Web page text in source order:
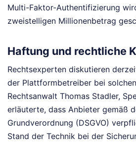
Multi-Faktor-Authentifizierung
zweistelligen Millionenbetrag
Haftung und rechtliche
Rechtsexperten diskutieren
der Plattformbetreiber bei
Rechtsanwalt Thomas Stadler,
erläuterte, dass Anbieter gemäß
Grundverordnung (DSGVO)
Stand der Technik bei der